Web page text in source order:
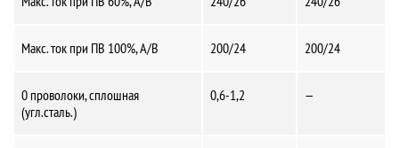
Макс. ток при ПВ 100%, А/В 200/24 200/24
0 проволоки, сплошная
(угл.сталь.)
0,6-1,2 —